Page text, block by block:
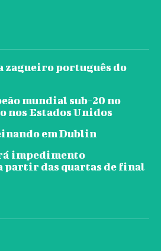
zagueiro português do
mundial sub-20 no
nos Estados Unidos
em Dublin
impedimento
partir das quartas de final